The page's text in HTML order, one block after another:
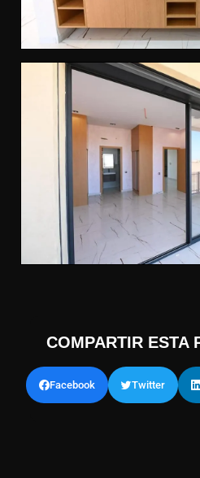
COMPARTIR ESTA
Facebook Twitter